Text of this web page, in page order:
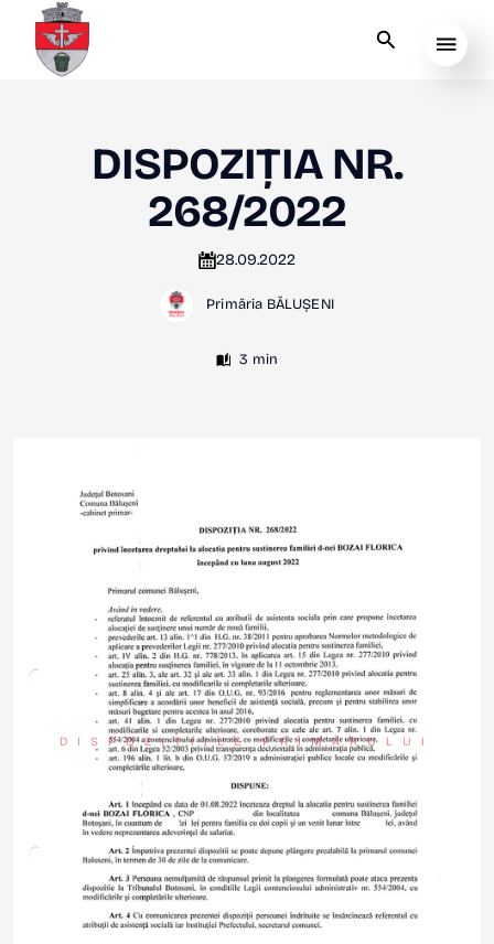
DISPOZIȚIA NR.
268/2022
28.09.2022
Primăria BĂLUȘENI
3 min
DISPOZIȚIILE PRIMARULUI